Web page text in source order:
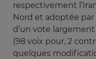
respectivement
Nord et adoptée par
d’un vote
(98 voix pour, 2
quelques